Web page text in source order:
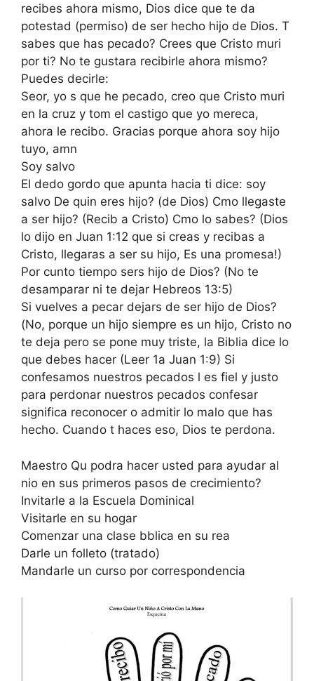
recibes ahora mismo, Dios dice que te da
potestad (permiso) de ser hecho hijo de Dios. T
sabes que has pecado? Crees que Cristo muri
por ti? No te gustara recibirle ahora mismo?
Puedes decirle:
Seor, yo s que he pecado, creo que Cristo muri
en la cruz y tom el castigo que yo mereca,
ahora le recibo. Gracias porque ahora soy hijo
tuyo, amn
Soy salvo
El dedo gordo que apunta hacia ti dice: soy
salvo De quin eres hijo? (de Dios) Cmo llegaste
a ser hijo? (Recib a Cristo) Cmo lo sabes? (Dios
lo dijo en Juan 1:12 que si creas y recibas a
Cristo, llegaras a ser su hijo, Es una promesa!)
Por cunto tiempo sers hijo de Dios? (No te
desamparar ni te dejar Hebreos 13:5)
Si vuelves a pecar dejars de ser hijo de Dios?
(No, porque un hijo siempre es un hijo, Cristo no
te deja pero se pone muy triste, la Biblia dice lo
que debes hacer (Leer 1a Juan 1:9) Si
confesamos nuestros pecados l es fiel y justo
para perdonar nuestros pecados confesar
significa reconocer o admitir lo malo que has
hecho. Cuando t haces eso, Dios te perdona.
Maestro Qu podra hacer usted para ayudar al
nio en sus primeros pasos de crecimiento?
Invitarle a la Escuela Dominical
Visitarle en su hogar
Comenzar una clase bblica en su rea
Darle un folleto (tratado)
Mandarle un curso por correspondencia